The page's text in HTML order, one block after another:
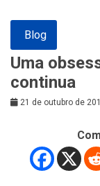
Blog
Uma
continua
21 de outubro de